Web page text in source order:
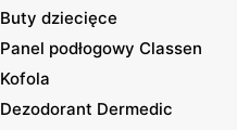
Buty dziecięce
Panel podłogowy Classen
Kofola
Dezodorant Dermedic